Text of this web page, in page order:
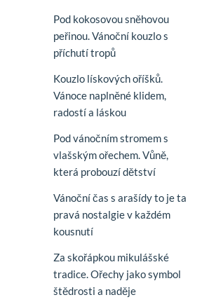
Pod kokosovou sněhovou
peřinou. Vánoční kouzlo s
příchutí tropů
Kouzlo lískových oříšků.
Vánoce naplněné klidem,
radostí a láskou
Pod vánočním stromem s
vlašským ořechem. Vůně,
která probouzí dětství
Vánoční čas s arašídy to je ta
pravá nostalgie v každém
kousnutí
Za skořápkou mikulášské
tradice. Ořechy jako symbol
štědrosti a naděje